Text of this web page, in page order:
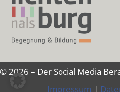
© 2026 – Der Social Media
Impressum |